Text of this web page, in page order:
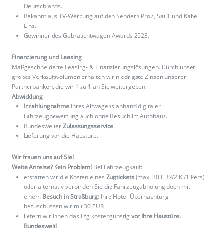
Deutschlands.
Bekannt aus TV-Werbung auf den Sendern Pro7, Sat.1 und Kabel
Eins.
Gewinner des Gebrauchtwagen-Awards 2023.
Finanzierung und Leasing
Maßgeschneiderte Leasing- & Finanzierungslösungen. Durch unser
großes Verkaufsvolumen erhalten wir niedrigste Zinsen unserer
Partnerbanken, die wir 1 zu 1 an Sie weitergeben.
Abwicklung
Inzahlungnahme Ihres Altwagens anhand digitaler
Fahrzeugbewertung auch ohne Besuch im Autohaus.
BundesweiterZulassungsservice.
Lieferung vor die Haustüre.
Wir freuen uns auf Sie!
Weite Anreise? Kein Problem! Bei Fahrzeugkauf:
erstatten wir die Kosten eines Zugtickets(max. 30 EUR/2.Kl/1 Pers)
oder alternativ verbinden Sie die Fahrzeugabholung doch mit
einem Besuch in Straßburg: Ihre Hotel-Übernachtung
bezuschussen wir mit 30 EUR
liefern wir Ihnen das Fzg kostengünstig vor Ihre Haustüre.
Bundesweit!